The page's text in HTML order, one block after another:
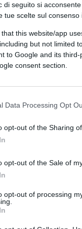
di seguito si
tue scelte sul
that this website/app
but not limited
to Google and its
consent section.
Data Processing Opt
opt-out of the Sharing
opt-out of the Sale of
opt-out of processing
tra l’altro
percentuale a
calo dopo il
costantemente
su
e spiegati in
il gruppo
di mining
il fatto che
abbiano